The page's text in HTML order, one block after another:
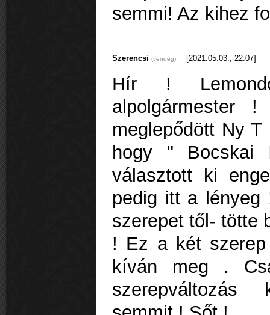
semmi! Az kihez
Szerencsi (vendég) [2021.05.03., 22:07]
Hír !
alpolgármester
meglepődött Ny
hogy " Bocskai
választott ki
pedig itt a lényeg
szerepet től- tötte
! Ez a két szerep
kíván meg .